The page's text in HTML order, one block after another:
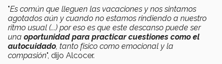
"Es común que lleguen las vacaciones y nos sintamos
agotados aún y cuando no estamos rindiendo a nuestro
ritmo usual (...) por eso es que este descanso puede ser
una oportunidad para practicar cuestiones como el
autocuidado , tanto físico como emocional y la
compasión", dijo Alcocer.